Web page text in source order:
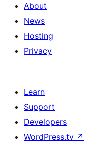
About
News
Hosting
Privacy
Learn
Support
Developers
WordPress.tv ↗